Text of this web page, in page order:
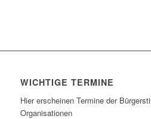
WICHTIGE TERMINE
Hier erscheinen Termine der
Organisationen